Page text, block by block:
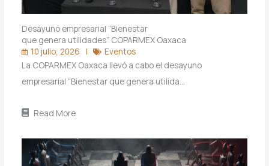
Desayuno empresarial “Bienestar
que genera utilidades” COPARMEX Oaxaca
10 julio, 2026
Eventos
La COPARMEX Oaxaca llevó a cabo el desayuno
empresarial “Bienestar que genera utilida…
Read More